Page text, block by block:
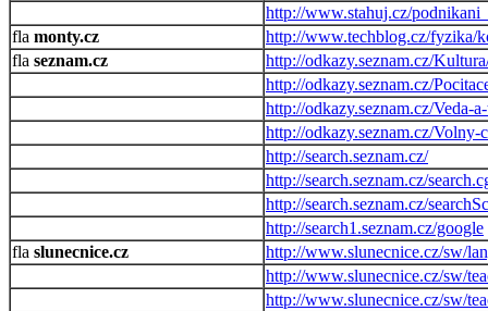
http://www.stahuj.cz/
monty.cz
http://www.techblog.cz/fyzika/
seznam.cz
http://odkazy.seznam.cz/
http://odkazy.seznam.cz/
http://odkazy.seznam.cz/Veda-
http://odkazy.seznam.cz/
http://search.seznam.cz/
http://search.seznam.cz/
http://search.seznam.cz/
http://search1.seznam.cz/google
slunecnice.cz
http://www.slunecnice.cz/sw/
http://www.slunecnice.cz/sw/
http://www.slunecnice.cz/sw/